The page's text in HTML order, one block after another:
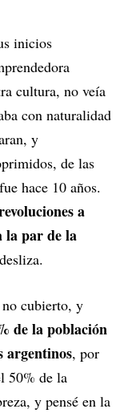
inicios
cultura, no veía
con naturalidad
y
de las
hace 10 años.
a
la par de la
cubierto, y
de la población
argentinos, por
50% de la
y pensé en la